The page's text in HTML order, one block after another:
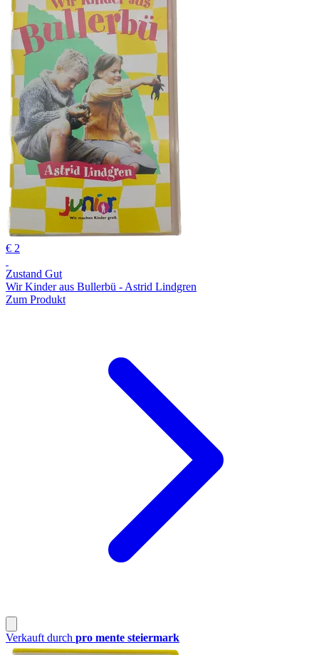
€ 2
Zustand Gut
Wir Kinder aus Bullerbü - Astrid Lindgren
Zum Produkt
Verkauft durch pro mente steiermark